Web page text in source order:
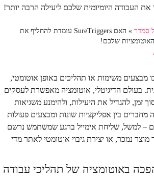
סמדר »
האם SureTriggers עומדת להחליף את
מבצעים משימות או תהליכים באופן אוטומטי,
בעולם הדיגיטלי, אוטומציה מאפשרת לעסקים
זמן, להגדיל את היעילות, ולהימנע משגיאות
מחברים בין אפליקציות שונות ומבצעים פעולות
– למשל, שליחת אימייל ברגע שמשתמש נרשם
נמכר, או יצירת גיבוי אוטומטי לאתר מדי